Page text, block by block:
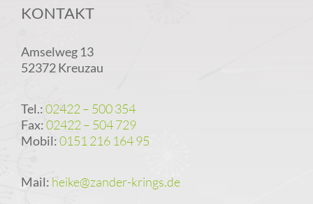
KONTAKT
Amselweg 13
52372 Kreuzau
Tel.:02422 – 500 354
Fax:02422 – 504 729
Mobil:0151 216 164 95
Mail: heike@zander-krings.de